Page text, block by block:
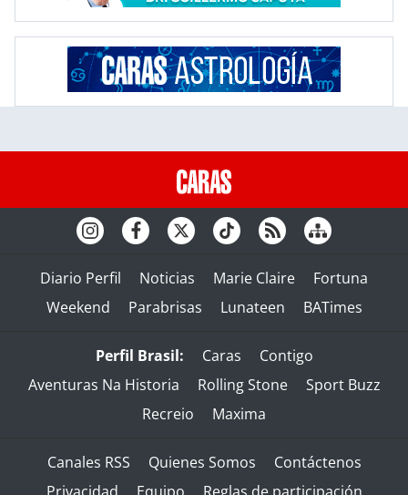
Diario Perfil Noticias Marie Claire
Fortuna
Weekend
Parabrisas Lunateen BATimes
Perfil Brasil: Caras
Contigo
Aventuras Na Historia
Rolling Stone
Sport Buzz
Recreio
Maxima
Canales RSS Quienes Somos
Contáctenos